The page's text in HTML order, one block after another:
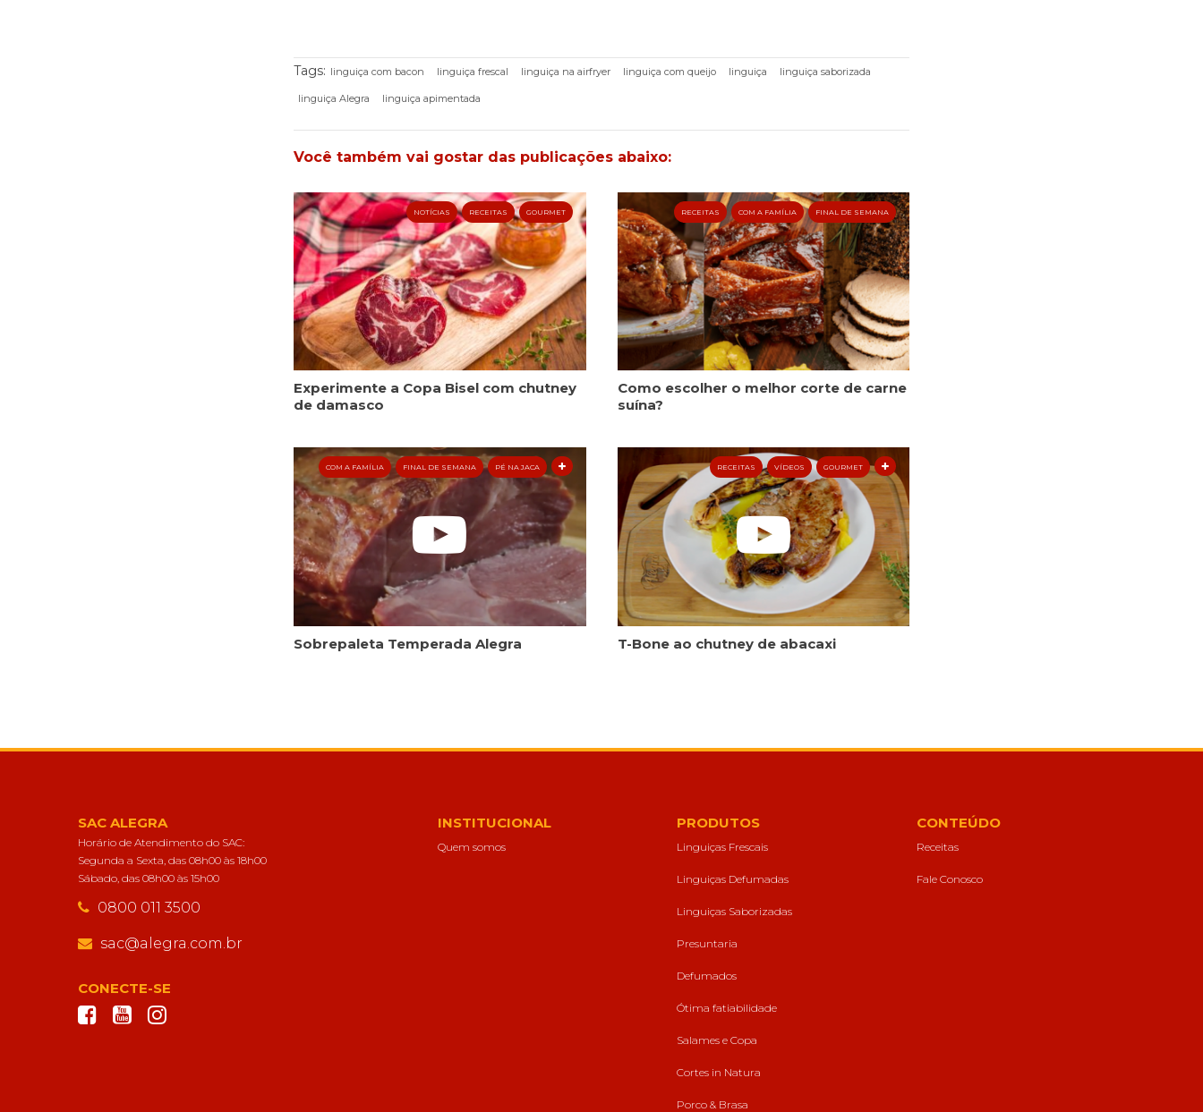
Tags: linguiça com bacon linguiça frescal linguiça na airfryer linguiça com queijo linguiça linguiça saborizada
linguiça Alegra linguiça apimentada
Você também vai gostar das publicações abaixo:
NOTÍCIAS RECEITAS GOURMET
Experimente a Copa Bisel com chutney
de damasco
RECEITAS COM A FAMÍLIA FINAL DE SEMANA
Como escolher o melhor corte de carne
suína?
COM A FAMÍLIA FINAL DE SEMANA PÉ NA JACA
Sobrepaleta Temperada Alegra
RECEITAS VÍDEOS GOURMET
T-Bone ao chutney de abacaxi
SAC ALEGRA
Horário de Atendimento do SAC:
Segunda a Sexta, das 08h00 às 18h00
Sábado, das 08h00 às 15h00
0800 011 3500
sac@alegra.com.br
CONECTE-SE
INSTITUCIONAL
Quem somos
PRODUTOS
Linguiças Frescais
Linguiças Defumadas
Linguiças Saborizadas
Presuntaria
Defumados
Ótima fatiabilidade
Salames e Copa
Cortes in Natura
Porco & Brasa
CONTEÚDO
Receitas
Fale Conosco